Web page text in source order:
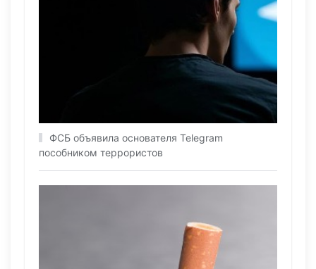
ФСБ объявила основателя Telegram
пособником террористов